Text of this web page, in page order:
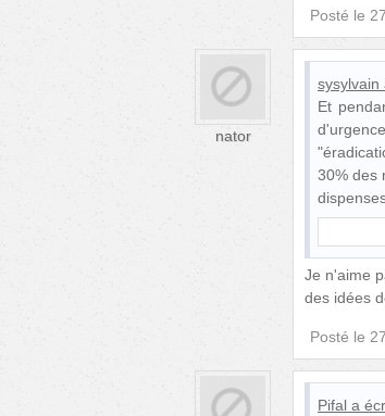
Posté le
nator
sysylvain
Et
30% des
Je n'aime
des idées
Posté le
Pifal a